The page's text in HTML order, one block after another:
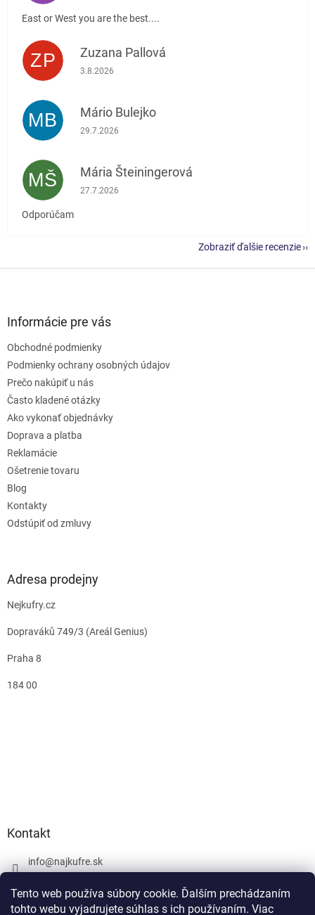
Tento web používa súbory cookie. Ďalším prechádzaním
tohto webu vyjadrujete súhlas s ich používaním. Viac
East or West you are the best....
ZP Zuzana Pallová
Hodnotenie obchodu je 5 z 5 hviezdičiek.
3.8.2026
MB Mário Bulejko
Hodnotenie obchodu je 5 z 5 hviezdičiek.
29.7.2026
MŠ Mária Šteiningerová
Hodnotenie obchodu je 5 z 5 hviezdičiek.
27.7.2026
Odporúčam
Zobraziť ďalšie recenzie
Informácie pre vás
Obchodné podmienky
Podmienky ochrany osobných údajov
Prečo nakúpiť u nás
Často kladené otázky
Ako vykonať objednávky
Doprava a platba
Reklamácie
Ošetrenie tovaru
Blog
Kontakty
Odstúpiť od zmluvy
Adresa prodejny
Nejkufry.cz
Dopraváků 749/3 (Areál Genius)
Praha 8
184 00
Kontakt
info@najkufre.sk
Facebook